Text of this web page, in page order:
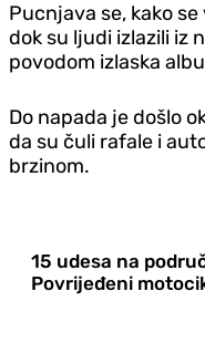
Pucnjava se, kako
dok su ljudi izlazili iz
povodom izlaska
Do napada je došlo
da su čuli rafale i
brzinom.
15 udesa na
Povrijeđeni